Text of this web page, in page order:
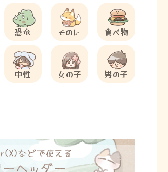
恐竜 そのた 食べ物
中性 女の子 男の子